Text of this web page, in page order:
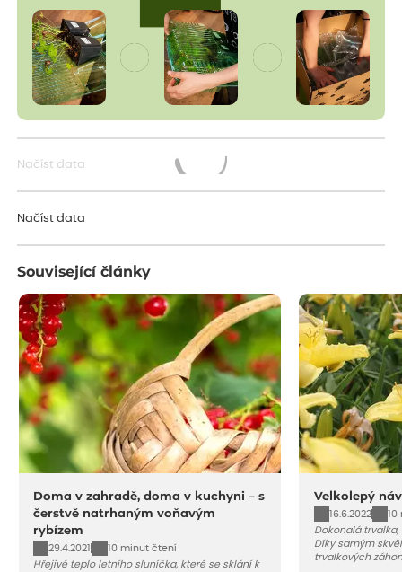
Načíst data
Načíst data
Související články
Doma v zahradě, doma v kuchyni – s
čerstvě natrhaným voňavým
rybízem
29.4.2021
10 minut čtení
Hřejivé teplo letního sluníčka, které se sklání k
Velkolepý
16.6.2022
Dokonalá
Díky samým
trvalkových